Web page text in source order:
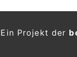
Ein Projekt der